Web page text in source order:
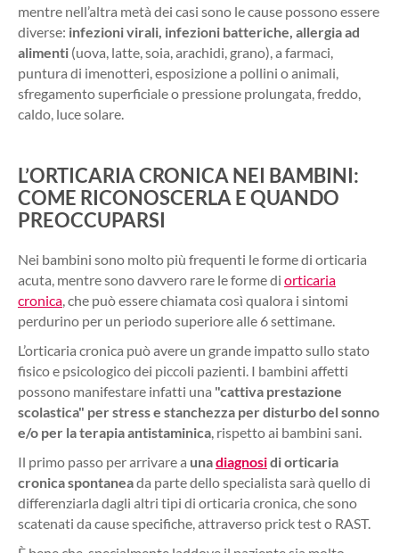
mentre nell’altra metà dei casi sono le cause possono essere
diverse: infezioni virali, infezioni batteriche, allergia ad
alimenti (uova, latte, soia, arachidi, grano), a farmaci,
puntura di imenotteri, esposizione a pollini o animali,
sfregamento superficiale o pressione prolungata, freddo,
caldo, luce solare.
L’ORTICARIA CRONICA NEI BAMBINI:
COME RICONOSCERLA E QUANDO
PREOCCUPARSI
Nei bambini sono molto più frequenti le forme di orticaria
acuta, mentre sono davvero rare le forme di orticaria
cronica, che può essere chiamata così qualora i sintomi
perdurino per un periodo superiore alle 6 settimane.
L’orticaria cronica può avere un grande impatto sullo stato
fisico e psicologico dei piccoli pazienti. I bambini affetti
possono manifestare infatti una "cattiva prestazione
scolastica" per stress e stanchezza per disturbo del sonno
e/o per la terapia antistaminica, rispetto ai bambini sani.
Il primo passo per arrivare a unadiagnosidi orticaria
cronica spontaneada parte dello specialista sarà quello di
differenziarla dagli altri tipi di orticaria cronica, che sono
scatenati da cause specifiche, attraverso prick test o RAST.